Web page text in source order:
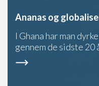
Ananas og
I Ghana har man
gennem de sidste 20